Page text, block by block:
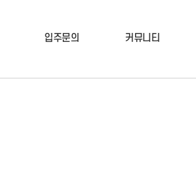
입주문의 커뮤니티